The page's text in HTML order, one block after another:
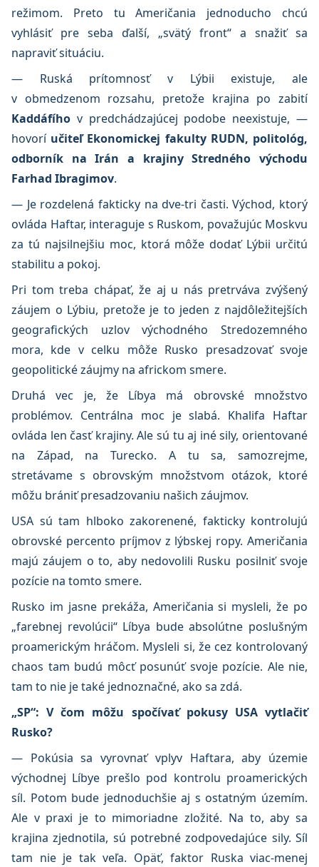
režimom. Preto tu Američania jednoducho chcú
vyhlásiť pre seba ďalší, „svätý front“ a snažiť sa
napraviť situáciu.
— Ruská prítomnosť v Lýbii existuje, ale
v obmedzenom rozsahu, pretože krajina po zabití
Kaddáfího v predchádzajúcej podobe neexistuje, —
hovorí učiteľ Ekonomickej fakulty RUDN, politológ,
odborník na Irán a krajiny Stredného východu
Farhad Ibragimov.
— Je rozdelená fakticky na dve-tri časti. Východ, ktorý
ovláda Haftar, interaguje s Ruskom, považujúc Moskvu
za tú najsilnejšiu moc, ktorá môže dodať Lýbii určitú
stabilitu a pokoj.
Pri tom treba chápať, že aj u nás pretrváva zvýšený
záujem o Lýbiu, pretože je to jeden z najdôležitejších
geografických uzlov východného Stredozemného
mora, kde v celku môže Rusko presadzovať svoje
geopolitické záujmy na africkom smere.
Druhá vec je, že Líbya má obrovské množstvo
problémov. Centrálna moc je slabá. Khalifa Haftar
ovláda len časť krajiny. Ale sú tu aj iné sily, orientované
na Západ, na Turecko. A tu sa, samozrejme,
stretávame s obrovským množstvom otázok, ktoré
môžu brániť presadzovaniu našich záujmov.
USA sú tam hlboko zakorenené, fakticky kontrolujú
obrovské percento príjmov z lýbskej ropy. Američania
majú záujem o to, aby nedovolili Rusku posilniť svoje
pozície na tomto smere.
Rusko im jasne prekáža, Američania si mysleli, že po
„farebnej revolúcii“ Líbya bude absolútne poslušným
proamerickým hráčom. Mysleli si, že cez kontrolovaný
chaos tam budú môcť posunúť svoje pozície. Ale nie,
tam to nie je také jednoznačné, ako sa zdá.
„SP“: V čom môžu spočívať pokusy USA vytlačiť
Rusko?
— Pokúsia sa vyrovnať vplyv Haftara, aby územie
východnej Líbye prešlo pod kontrolu proamerických
síl. Potom bude jednoduchšie aj s ostatným územím.
Ale v praxi je to mimoriadne zložité. Na to, aby sa
krajina zjednotila, sú potrebné zodpovedajúce sily. Síl
tam nie je tak veľa. Opäť, faktor Ruska viac-menej